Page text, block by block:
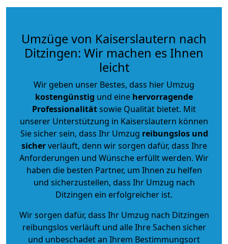
Umzüge von Kaiserslautern nach
Ditzingen: Wir machen es Ihnen
leicht
Wir geben unser Bestes, dass hier Umzug
kostengünstig und eine hervorragende
Professionalitätsowie Qualität bietet. Mit
unserer Unterstützung in Kaiserslautern können
Sie sicher sein, dass Ihr Umzug reibungslos und
sicherverläuft, denn wir sorgen dafür, dass Ihre
Anforderungen und Wünsche erfüllt werden. Wir
haben die besten Partner, um Ihnen zu helfen
und sicherzustellen, dass Ihr Umzug nach
Ditzingen ein erfolgreicher ist.
Wir sorgen dafür, dass Ihr Umzug nach Ditzingen
reibungslos verläuft und alle Ihre Sachen sicher
und unbeschadet an Ihrem Bestimmungsort